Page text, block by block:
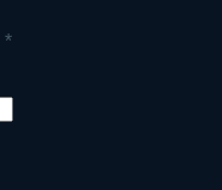
*Erforderlich